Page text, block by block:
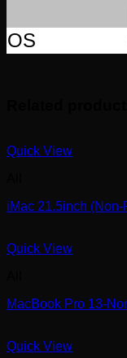
OS
Quick View
iMac 21.5inch (Non-
Quick View
MacBook Pro 13-
Quick View